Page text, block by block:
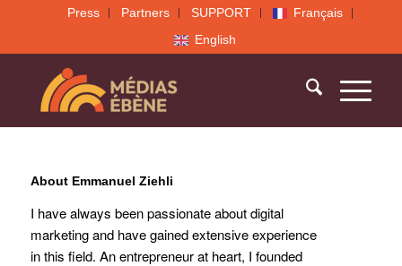
Press Partners SUPPORT
Français
English
About Emmanuel Ziehli
I have always been passionate about digital
marketing and have gained extensive experience
in this field. An entrepreneur at heart, I founded